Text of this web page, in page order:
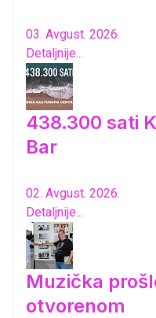
03. Avgust. 2026.
Detaljnije...
438.300 sati
Bar
02. Avgust. 2026.
Detaljnije...
Muzička
otvorenom